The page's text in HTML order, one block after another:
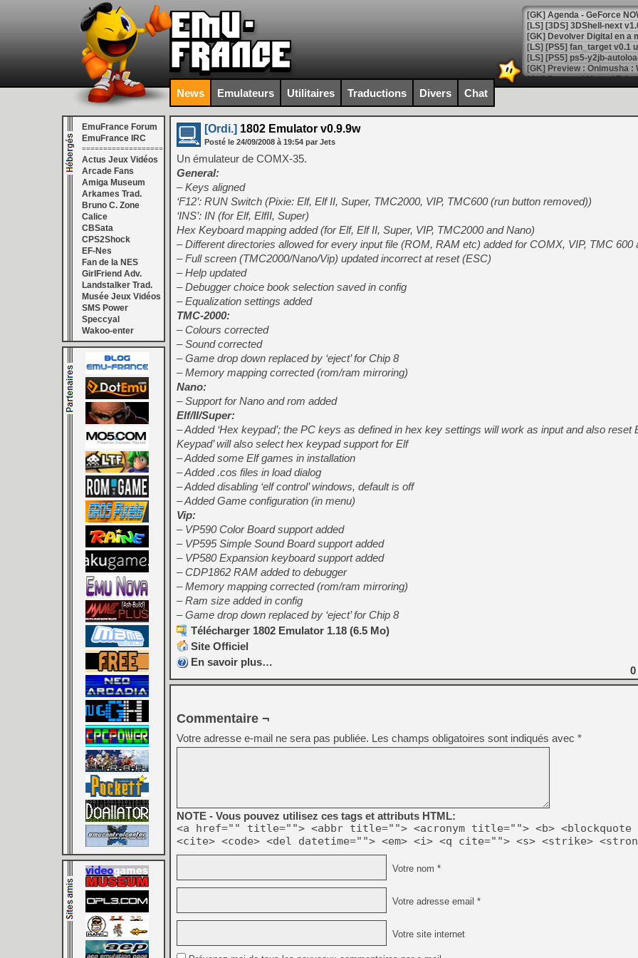
[GK] Agenda - GeForce
[GK] Devolver Digital en a
[LS] [PS5] ps5-y2jb-
[GK] Pourquoi Marvel
[GK] Test : Restory : Chill
[GK] GTA 6 : Rockstar
[GK] Hot Wheels Infinite
[GK] Mémoire cash -
[GK] Résultats Nintendo :
[GK] Déjà des
[Mo5] Brickboy cherche à
[GK] Minecraft et ses «
[GK] Beast of
[GK] Ubisoft : fin de partie
[GK] Mémoire cash -
[GK] Dan Houser (GTA)
[GK] Comment EA Sports
[GK] Crimson Moon : un
[GK] Isle of Reveries : le
[GK] Moonlighter 2 : The
[GK] Capcom relance
[Mo5] Deux inédits du
[GK] Le beat'em up The
[GK] Endless Legend 2 :
[LS] [PS5] Le WebKit
[GK] Oubliez Crazy Taxi,
[LS] [Switch] NSZ 5.0.0
[GK] No More Room in
[GK] Un chatbot Atelier
News Emulateurs Utilitaires Traductions Divers Chat
EmuFrance Forum
EmuFrance IRC
===================
Actus Jeux Vidéos
Arcade Fans
Amiga Museum
Arkames Trad.
Bruno C. Zone
Calice
CBSata
CPS2Shock
EF-Nes
Fan de la NES
GirlFriend Adv.
Landstalker Trad.
Musée Jeux Vidéos
SMS Power
Speccyal
Wakoo-enter
[Ordi.] 1802 Emulator v0.9.9w
Posté le 24/09/2008 à 19:54 par Jets
Un émulateur de COMX-35.
General:
– Keys aligned
‘F12’: RUN Switch (Pixie: Elf, Elf II, Super, TMC2000, VIP, TMC600 (run button removed))
‘INS’: IN (for Elf, ElfII, Super)
Hex Keyboard mapping added (for Elf, Elf II, Super, VIP, TMC2000 and Nano)
– Different directories allowed for every input file (ROM, RAM etc) added for COMX, VIP, TMC 600
– Full screen (TMC2000/Nano/Vip) updated incorrect at reset (ESC)
– Help updated
– Debugger choice book selection saved in config
– Equalization settings added
TMC-2000:
– Colours corrected
– Sound corrected
– Game drop down replaced by ‘eject’ for Chip 8
– Memory mapping corrected (rom/ram mirroring)
Nano:
– Support for Nano and rom added
Elf/II/Super:
– Added ‘Hex keypad’; the PC keys as defined in hex key settings will work as input and also reset
Keypad’ will also select hex keypad support for Elf
– Added some Elf games in installation
– Added .cos files in load dialog
– Added disabling ‘elf control’ windows, default is off
– Added Game configuration (in menu)
Vip:
– VP590 Color Board support added
– VP595 Simple Sound Board support added
– VP580 Expansion keyboard support added
– CDP1862 RAM added to debugger
– Memory mapping corrected (rom/ram mirroring)
– Ram size added in config
– Game drop down replaced by ‘eject’ for Chip 8
Télécharger 1802 Emulator 1.18 (6.5 Mo)
Site Officiel
En savoir plus…
0
Commentaire ¬
Votre adresse e-mail ne sera pas publiée. Les champs obligatoires sont indiqués avec *
NOTE - Vous pouvez utilisez ces tags et attributs HTML:
<a href="" title=""> <abbr title=""> <acronym title=""> <b> <blockquote
<cite> <code> <del datetime=""> <em> <i> <q cite=""> <s> <strike>
Votre nom *
Votre adresse email *
Votre site internet